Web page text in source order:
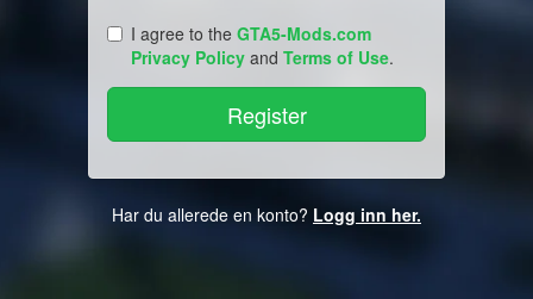
I agree to the GTA5-Mods.com
Privacy Policy and Terms of Use.
Har du allerede en konto? Logg inn her.